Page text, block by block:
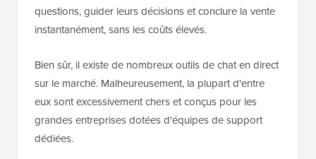
questions, guider leurs décisions et conclure la vente
instantanément, sans les coûts élevés.
Bien sûr, il existe de nombreux outils de chat en direct
sur le marché. Malheureusement, la plupart d'entre
eux sont excessivement chers et conçus pour les
grandes entreprises dotées d'équipes de support
dédiées.